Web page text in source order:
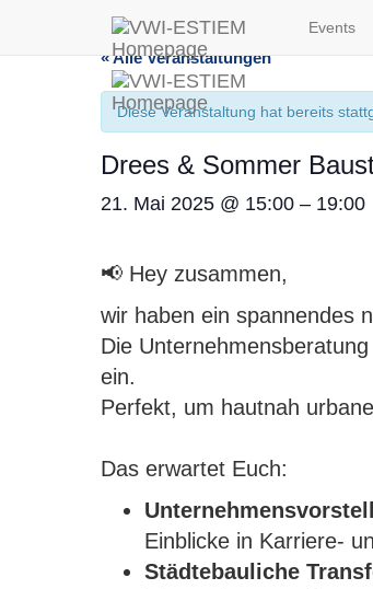
Events
« Alle Veranstaltungen
Diese Veranstaltung hat bereits
Drees & Sommer
21. Mai 2025 @ 15:00 – 19:00
📢 Hey zusammen,
wir haben ein spannendes
Die
ein.
Perfekt, um hautnah
Das erwartet Euch:
Einblicke in Karriere-
Städtebauliche